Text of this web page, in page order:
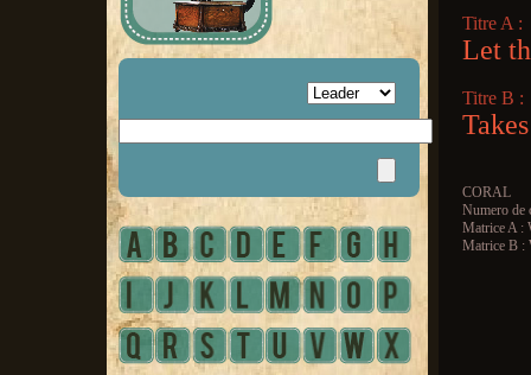
Titre A :
Let
Titre B :
CORAL
Numero de
Matrice A :
Matrice B :